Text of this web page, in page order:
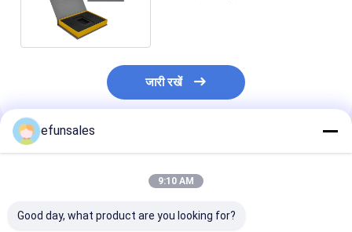
जारी रखें
अनुशंसित उत्पाद
efunsales
9:10 AM
Good day, what product are you looking for?